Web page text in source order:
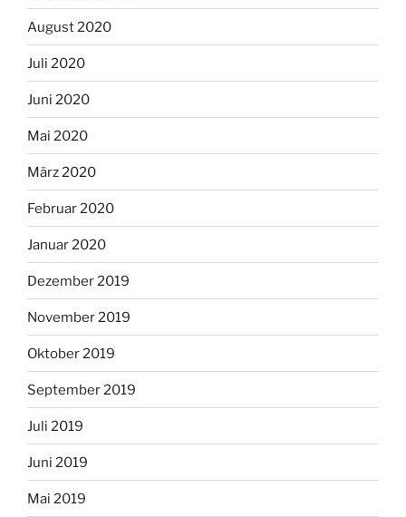
August 2020
Juli 2020
Juni 2020
Mai 2020
März 2020
Februar 2020
Januar 2020
Dezember 2019
November 2019
Oktober 2019
September 2019
Juli 2019
Juni 2019
Mai 2019